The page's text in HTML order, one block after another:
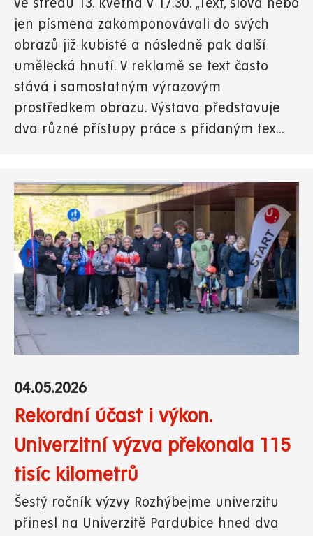
ve středu 13. května v 17.30. „Text, slova nebo
jen písmena zakomponovávali do svých
obrazů již kubisté a následně pak další
umělecká hnutí. V reklamě se text často
stává i samostatným výrazovým
prostředkem obrazu. Výstava představuje
dva různé přístupy práce s přidaným tex...
04.05.2026
Rekordní účast i výkon.
Univerzitní výzva překonala 115
tisíc kilometrů
Šestý ročník výzvy Rozhýbejme univerzitu
přinesl na Univerzitě Pardubice hned dva